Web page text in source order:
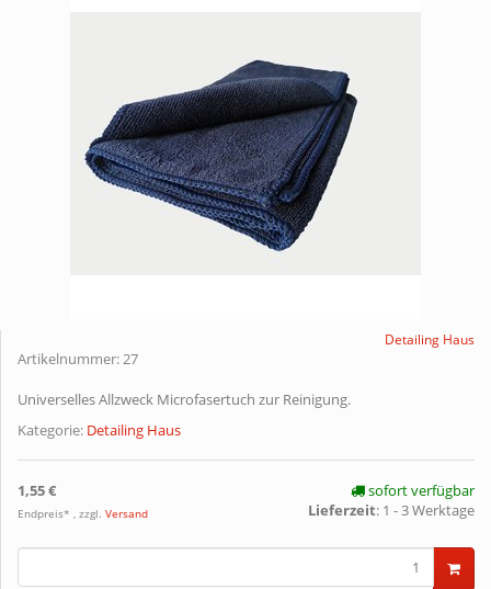
Detailing Haus
Artikelnummer:27
Universelles Allzweck Microfasertuch zur Reinigung.
Kategorie: Detailing Haus
1,55 €
Endpreis* , zzgl. Versand
sofort verfügbar
Lieferzeit: 1 - 3 Werktage